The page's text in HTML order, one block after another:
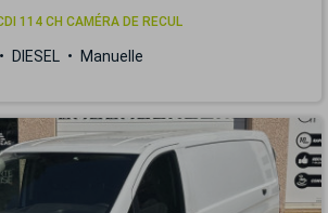
114 CH CAMÉRA DE RECUL
DIESEL Manuelle